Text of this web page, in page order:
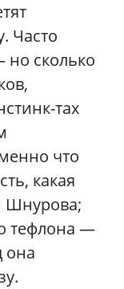
Часто
но сколько
тах
что
какая
Шнурова;
тефлона —
она